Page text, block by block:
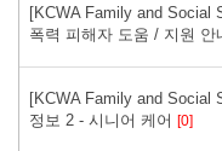
[KCWA Family and Social
폭력 피해자 도움 / 지원 안
[KCWA Family and Social
정보 2 - 시니어 케어 [0]